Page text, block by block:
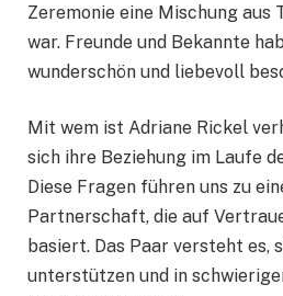
Zeremonie eine Mischung aus
war. Freunde und Bekannte
wunderschön und liebevoll
Mit wem ist Adriane Rickel
sich ihre Beziehung im Laufe
Diese Fragen führen uns zu
Partnerschaft, die auf
basiert. Das Paar versteht es,
unterstützen und in